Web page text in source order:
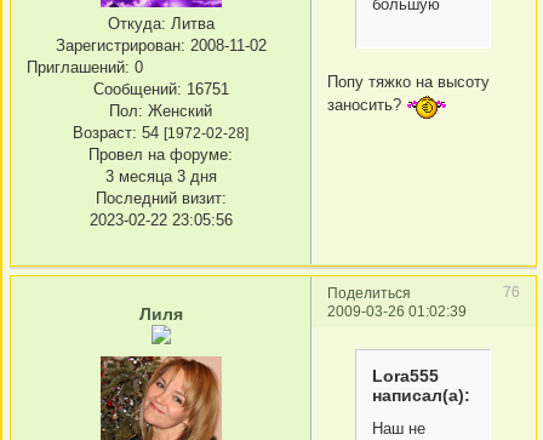
Откуда: Литва
Зарегистрирован: 2008-11-02
Приглашений: 0
Сообщений: 16751
Пол: Женский
Возраст: 54 [1972-02-28]
Провел на форуме:
3 месяца 3 дня
Последний визит:
2023-02-22 23:05:56
большую
Попу тяжко на высоту
заносить?
Поделиться
76
2009-03-26 01:02:39
Лиля
Lora555
написал(а):
Наш не